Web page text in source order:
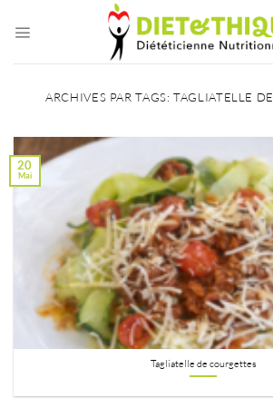
ARCHIVES PAR TAGS:TAGLIATELLE
Tagliatelle de courgettes
20
Mai